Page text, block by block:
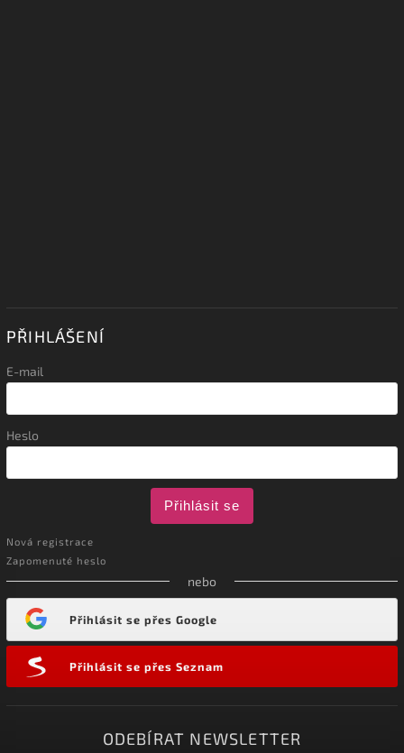
PŘIHLÁŠENÍ
E-mail
Heslo
Přihlásit se
Nová registrace
Zapomenuté heslo
nebo
Přihlásit se přes Google
Přihlásit se přes Seznam
ODEBÍRAT NEWSLETTER